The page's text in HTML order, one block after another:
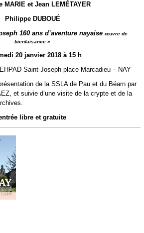
MARIE et Jean LEMÉTAYER
Philippe DUBOUÉ
160 ans d’aventure nayaise œuvre de
bienfaisance »
20 janvier 2018 à 15 h
Saint-Joseph place Marcadieu – NAY
de la SSLA de Pau et du Béarn par
et suivie d’une visite de la crypte et de la
libre et gratuite